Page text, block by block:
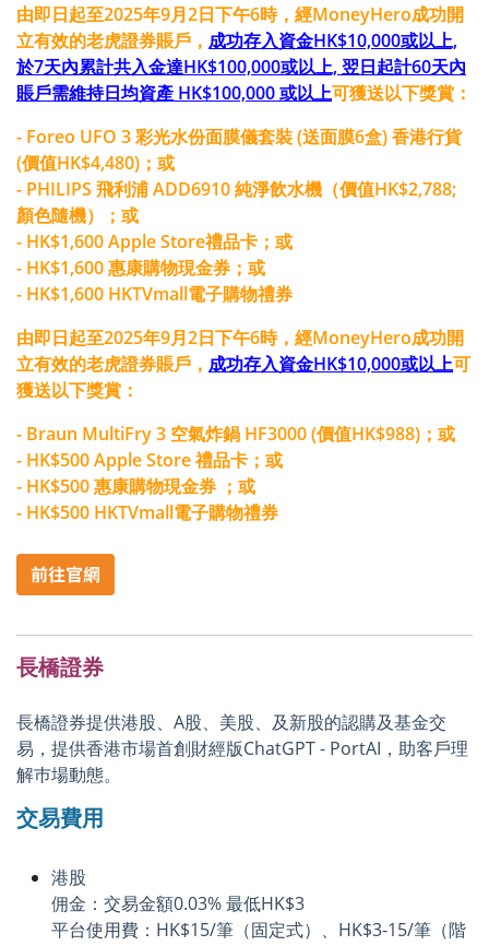
由即日起至2025年9月2日下午6時，經MoneyHero成功開
立有效的老虎證券賬戶， 成功存入資金HK$10,000或以上,
於7天內累計共入金達HK$100,000或以上, 翌日起計60天內
賬戶需維持日均資產 HK$100,000 或以上可獲送以下獎賞：
- Foreo UFO 3 彩光水份面膜儀套裝 (送面膜6盒) 香港行貨
(價值HK$4,480)；或
- PHILIPS 飛利浦 ADD6910 純淨飲水機（價值HK$2,788;
顏色隨機）；或
- HK$1,600 Apple Store禮品卡；或
- HK$1,600 惠康購物現金券；或
- HK$1,600 HKTVmall電子購物禮券
由即日起至2025年9月2日下午6時，經MoneyHero成功開
立有效的老虎證券賬戶， 成功存入資金HK$10,000或以上可
獲送以下獎賞：
- Braun MultiFry 3 空氣炸鍋 HF3000 (價值HK$988)；或
- HK$500 Apple Store 禮品卡；或
- HK$500 惠康購物現金券 ；或
- HK$500 HKTVmall電子購物禮券
長橋證券
長橋證券提供港股、A股、美股、及新股的認購及基金交
易，提供香港市場首創財經版ChatGPT - PortAI，助客戶理
解巿場動態。
交易費用
港股
佣金：交易金額0.03% 最低HK$3
平台使用費：HK$15/筆（固定式）、HK$3-15/筆（階